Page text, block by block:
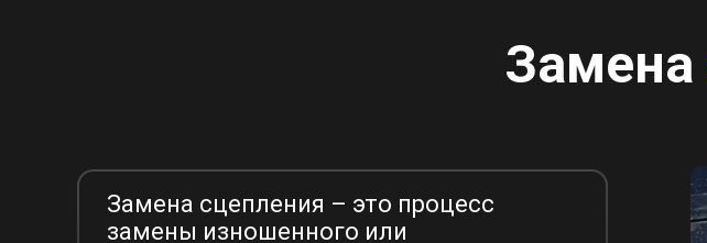
Замена
Замена сцепления – это процесс
замены изношенного или